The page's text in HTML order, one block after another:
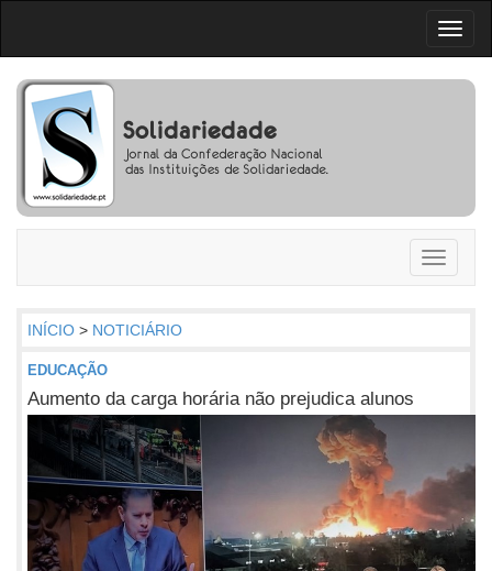
Toggle
INÍCIO > NOTICIÁRIO
EDUCAÇÃO
Aumento da carga horária não prejudica alunos